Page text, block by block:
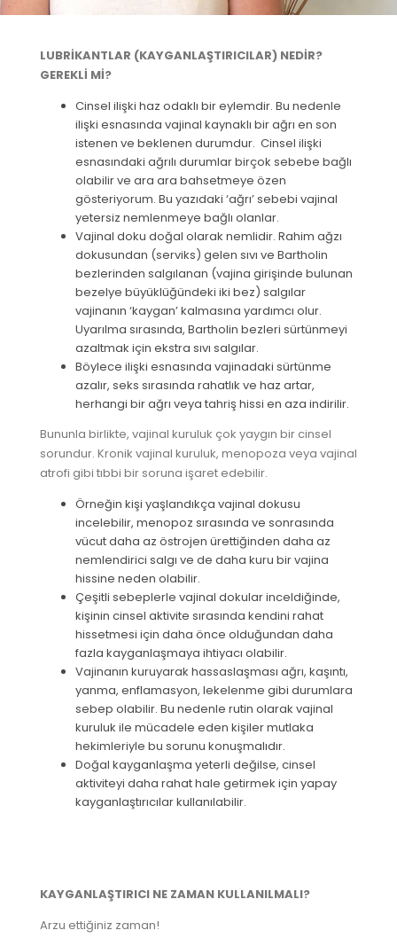
LUBRİKANTLAR (KAYGANLAŞTIRICILAR) NEDİR?
GEREKLİ Mİ?
Cinsel ilişki haz odaklı bir eylemdir. Bu nedenle
ilişki esnasında vajinal kaynaklı bir ağrı en son
istenen ve beklenen durumdur. Cinsel ilişki
esnasındaki ağrılı durumlar birçok sebebe bağlı
olabilir ve ara ara bahsetmeye özen
gösteriyorum. Bu yazıdaki ‘ağrı’ sebebi vajinal
yetersiz nemlenmeye bağlı olanlar.
Vajinal doku doğal olarak nemlidir. Rahim ağzı
dokusundan (serviks) gelen sıvı ve Bartholin
bezlerinden salgılanan (vajina girişinde bulunan
bezelye büyüklüğündeki iki bez) salgılar
vajinanın ‘kaygan’ kalmasına yardımcı olur.
Uyarılma sırasında, Bartholin bezleri sürtünmeyi
azaltmak için ekstra sıvı salgılar.
Böylece ilişki esnasında vajinadaki sürtünme
azalır, seks sırasında rahatlık ve haz artar,
herhangi bir ağrı veya tahriş hissi en aza indirilir.
Bununla birlikte, vajinal kuruluk çok yaygın bir cinsel
sorundur. Kronik vajinal kuruluk, menopoza veya vajinal
atrofi gibi tıbbi bir soruna işaret edebilir.
Örneğin kişi yaşlandıkça vajinal dokusu
incelebilir, menopoz sırasında ve sonrasında
vücut daha az östrojen ürettiğinden daha az
nemlendirici salgı ve de daha kuru bir vajina
hissine neden olabilir.
Çeşitli sebeplerle vajinal dokular inceldiğinde,
kişinin cinsel aktivite sırasında kendini rahat
hissetmesi için daha önce olduğundan daha
fazla kayganlaşmaya ihtiyacı olabilir.
Vajinanın kuruyarak hassaslaşması ağrı, kaşıntı,
yanma, enflamasyon, lekelenme gibi durumlara
sebep olabilir. Bu nedenle rutin olarak vajinal
kuruluk ile mücadele eden kişiler mutlaka
hekimleriyle bu sorunu konuşmalıdır.
Doğal kayganlaşma yeterli değilse, cinsel
aktiviteyi daha rahat hale getirmek için yapay
kayganlaştırıcılar kullanılabilir.
KAYGANLAŞTIRICI NE ZAMAN KULLANILMALI?
Arzu ettiğiniz zaman!